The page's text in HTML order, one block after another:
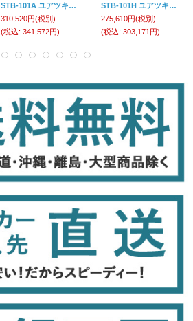
STB-101A ユアツキキ ＳＴＢ－１０１Ａ （パイプベンダーセット） アプライドパワージャパン エナパック
310,520円(税別)
(税込: 341,572円)
STB-101H ユアツキキ ＳＴＢ－１０１Ｈ （パイプベンダーセット） アプライドパワージャパン エナパック
275,610円(税別)
(税込: 303,171円)